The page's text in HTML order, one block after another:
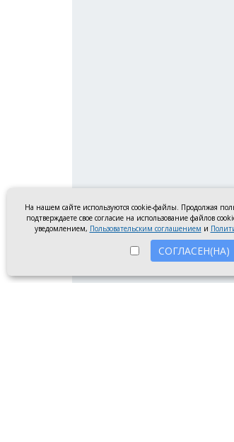
На нашем сайте используются cookie-файлы. Продолжая
подтверждаете свое согласие на использование файлов
уведомлением, Пользовательским соглашением и
СОГЛАСЕН(НА)